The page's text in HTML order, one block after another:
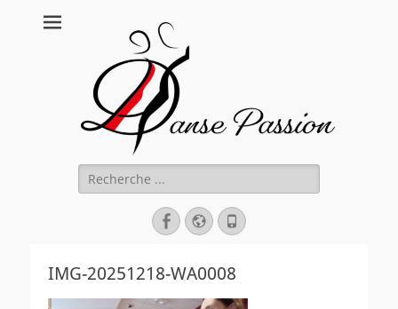
Rechercher :
Facebook
Site
web
Tél
IMG-20251218-WA0008